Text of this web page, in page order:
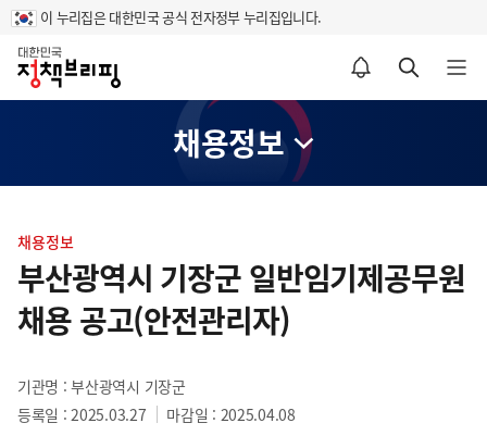
이 누리집은 대한민국 공식 전자정부 누리집입니다.
홈
알림설정 바로가기 검색 바로가기 메뉴 열기
채용정보
텐
츠
역
채용정보
부산광역시 기장군 일반임기제공무원
채용 공고(안전관리자)
기관명 : 부산광역시 기장군
등록일 : 2025.03.27
마감일 : 2025.04.08